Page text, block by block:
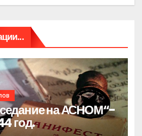
на АСНОМ“-
год.